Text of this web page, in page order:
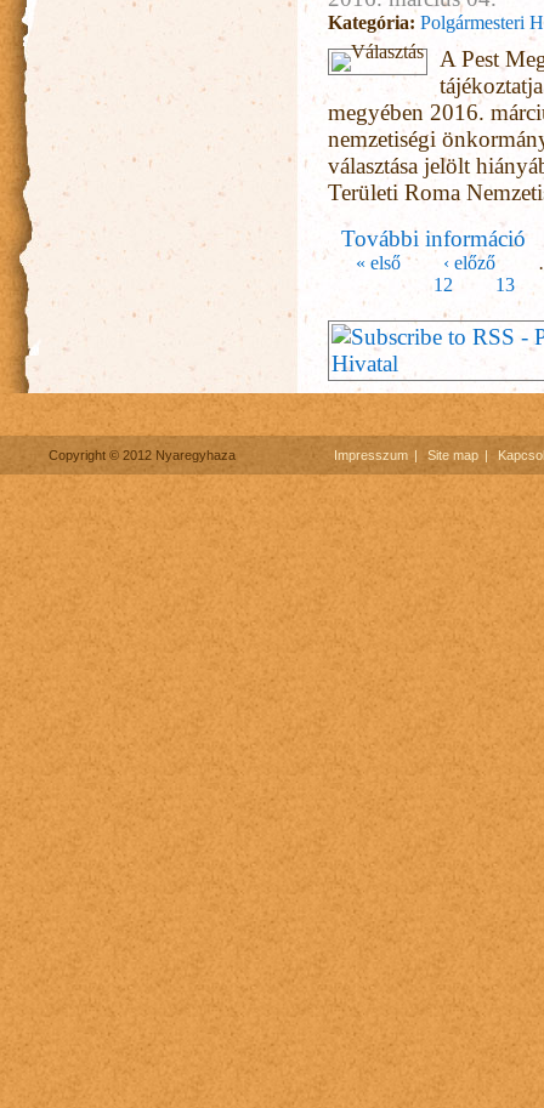
Kategória: Polgármesteri
A Pest
megyében 2016.
nemzetiségi
választása jelölt
Területi Roma
További információ
Oldalak
« első ‹ előző
12
13
Copyright © 2012 Nyaregyhaza Impresszum Site map